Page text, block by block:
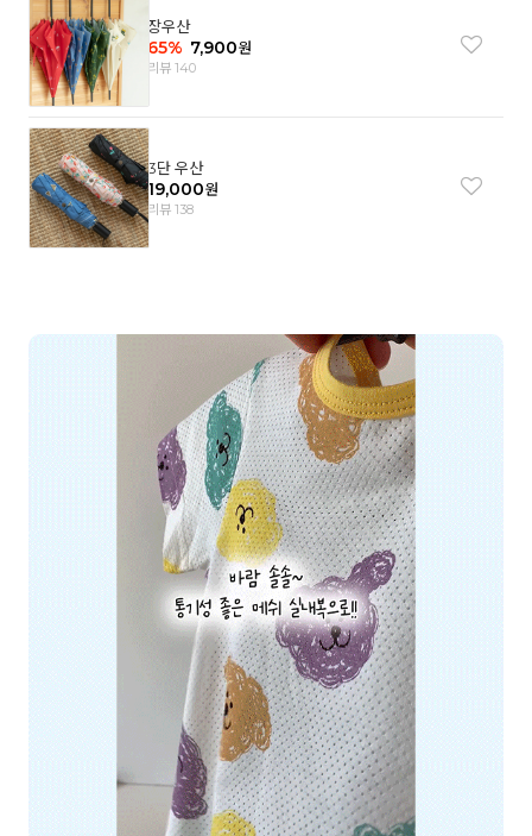
장우산
65% 7,900원
리뷰 140
3단 우산
19,000원
리뷰 138